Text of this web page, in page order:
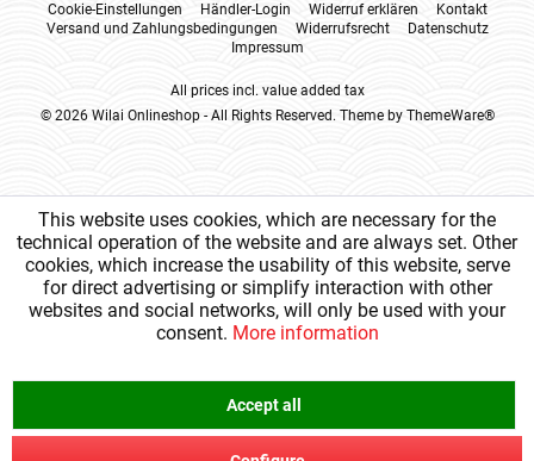
Cookie-Einstellungen Händler-Login Widerruf erklären
Kontakt
Versand und Zahlungsbedingungen
Widerrufsrecht
Datenschutz
Impressum
All prices incl. value added tax
© 2026 Wilai Onlineshop - All Rights Reserved. Theme by ThemeWare®
This website uses cookies, which are necessary for the
technical operation of the website and are always set. Other
cookies, which increase the usability of this website, serve
for direct advertising or simplify interaction with other
websites and social networks, will only be used with your
consent. More information
Accept all